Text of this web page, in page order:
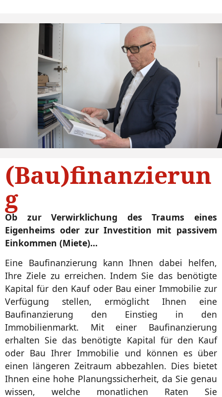
(Bau)finanzierun
g
Ob zur Verwirklichung des Traums eines
Eigenheims oder zur Investition mit passivem
Einkommen (Miete)…
Eine Baufinanzierung kann Ihnen dabei helfen,
Ihre Ziele zu erreichen. Indem Sie das benötigte
Kapital für den Kauf oder Bau einer Immobilie zur
Verfügung stellen, ermöglicht Ihnen eine
Baufinanzierung den Einstieg in den
Immobilienmarkt. Mit einer Baufinanzierung
erhalten Sie das benötigte Kapital für den Kauf
oder Bau Ihrer Immobilie und können es über
einen längeren Zeitraum abbezahlen. Dies bietet
Ihnen eine hohe Planungssicherheit, da Sie genau
wissen, welche monatlichen Raten Sie